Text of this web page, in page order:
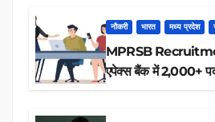
नौकरी भारत मध्य प्रदेश
MPRSB
एपेक्स बैंक में 2,000+